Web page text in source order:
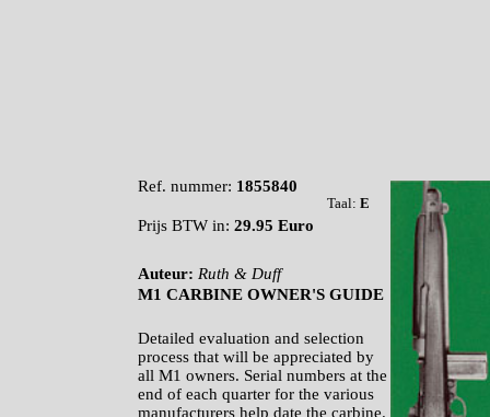
Ref. nummer: 1855840
Taal: E
Prijs BTW in: 29.95 Euro
Auteur: Ruth & Duff
M1 CARBINE OWNER'S GUIDE
Detailed evaluation and selection
process that will be appreciated by
all M1 owners. Serial numbers at the
end of each quarter for the various
manufacturers help date the carbine.